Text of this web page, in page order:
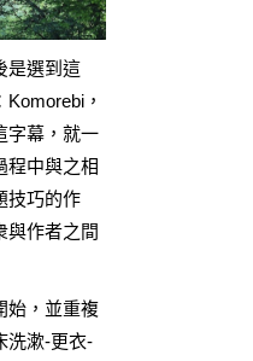
是選到這
，
字幕，就一
程中與之相
技巧的作
與作者之間
始，並重複
洗漱-更衣-